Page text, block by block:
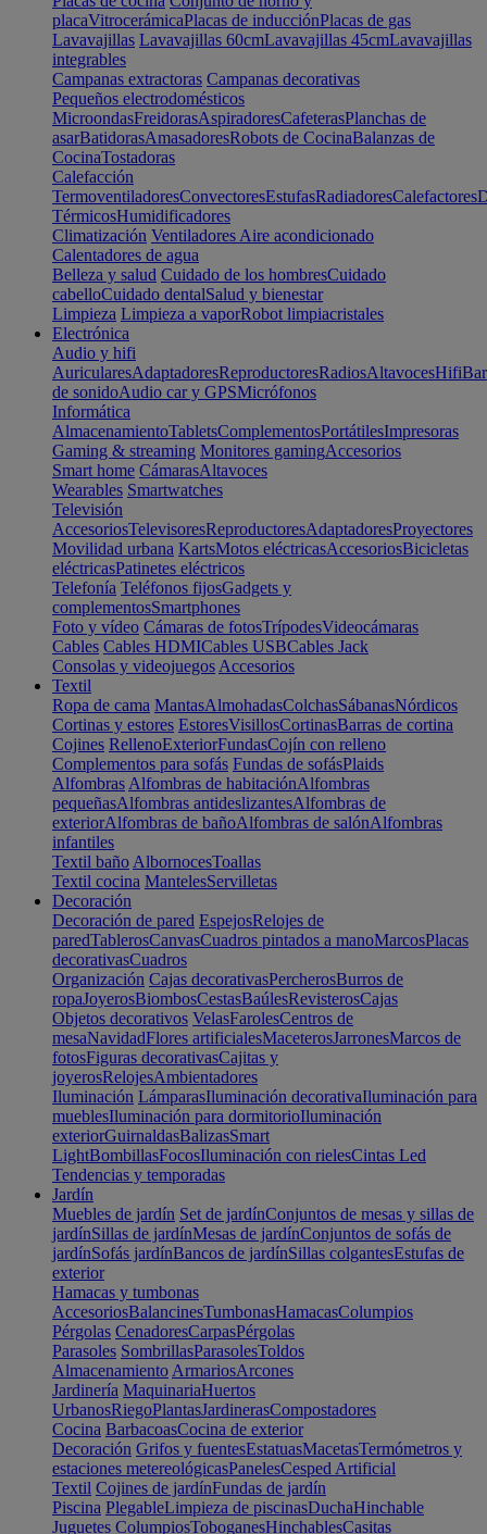
placaVitrocerámicaPlacas de inducciónPlacas de gas
Lavavajillas Lavavajillas 60cmLavavajillas 45cmLavavajillas
integrables
Campanas extractoras Campanas decorativas
Pequeños electrodomésticos
MicroondasFreidorasAspiradoresCafeterasPlanchas de
asarBatidorasAmasadoresRobots de CocinaBalanzas de
CocinaTostadoras
Calefacción
TermoventiladoresConvectoresEstufasRadiadoresCalefactores
TérmicosHumidificadores
Climatización Ventiladores Aire acondicionado
Calentadores de agua
Belleza y salud Cuidado de los hombresCuidado
cabelloCuidado dentalSalud y bienestar
Limpieza Limpieza a vaporRobot limpiacristales
Electrónica
Audio y hifi
AuricularesAdaptadoresReproductoresRadiosAltavocesHifi
de sonidoAudio car y GPSMicrófonos
Informática
AlmacenamientoTabletsComplementosPortátilesImpresoras
Gaming & streaming Monitores gamingAccesorios
Smart home CámarasAltavoces
Wearables Smartwatches
Televisión
AccesoriosTelevisoresReproductoresAdaptadoresProyectores
Movilidad urbana KartsMotos eléctricasAccesoriosBicicletas
eléctricasPatinetes eléctricos
Telefonía Teléfonos fijosGadgets y
complementosSmartphones
Foto y vídeo Cámaras de fotosTrípodesVideocámaras
Cables Cables HDMICables USBCables Jack
Consolas y videojuegos Accesorios
Textil
Ropa de cama MantasAlmohadasColchasSábanasNórdicos
Cortinas y estores EstoresVisillosCortinasBarras de cortina
Cojines RellenoExteriorFundasCojín con relleno
Complementos para sofás Fundas de sofásPlaids
Alfombras Alfombras de habitaciónAlfombras
pequeñasAlfombras antideslizantesAlfombras de
exteriorAlfombras de bañoAlfombras de salónAlfombras
infantiles
Textil baño AlbornocesToallas
Textil cocina MantelesServilletas
Decoración
Decoración de pared EspejosRelojes de
paredTablerosCanvasCuadros pintados a manoMarcosPlacas
decorativasCuadros
Organización Cajas decorativasPercherosBurros de
ropaJoyerosBiombosCestasBaúlesRevisterosCajas
Objetos decorativos VelasFarolesCentros de
mesaNavidadFlores artificialesMaceterosJarronesMarcos de
fotosFiguras decorativasCajitas y
joyerosRelojesAmbientadores
Iluminación LámparasIluminación decorativaIluminación para
mueblesIluminación para dormitorioIluminación
exteriorGuirnaldasBalizasSmart
LightBombillasFocosIluminación con rielesCintas Led
Tendencias y temporadas
Jardín
Muebles de jardín Set de jardínConjuntos de mesas y sillas de
jardínSillas de jardínMesas de jardínConjuntos de sofás de
jardínSofás jardínBancos de jardínSillas colgantesEstufas de
exterior
Hamacas y tumbonas
AccesoriosBalancinesTumbonasHamacasColumpios
Pérgolas CenadoresCarpasPérgolas
Parasoles SombrillasParasolesToldos
Almacenamiento ArmariosArcones
Jardinería MaquinariaHuertos
UrbanosRiegoPlantasJardinerasCompostadores
Cocina BarbacoasCocina de exterior
Decoración Grifos y fuentesEstatuasMacetasTermómetros y
estaciones metereológicasPanelesCesped Artificial
Textil Cojines de jardínFundas de jardín
Piscina PlegableLimpieza de piscinasDuchaHinchable
Juguetes ColumpiosToboganesHinchablesCasitas